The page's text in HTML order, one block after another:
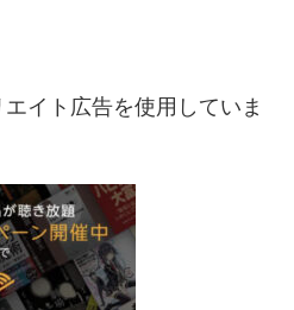
イト広告を使用していま